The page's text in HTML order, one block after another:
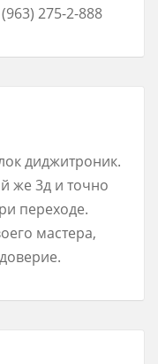
275-2-888
диджитроник.
же 3д и точно
переходе.
мастера,